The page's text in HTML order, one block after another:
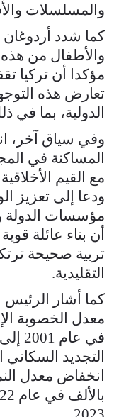
والمسلسلات
كما شدد
والأطفال من هذه
مؤكدا أن تركيا
تعارض هذه
الدولية، بما في
وفي سياق آخر،
المساكنة في
مع القيم
ودعا إلى تعزيز
مؤسسات الدولة
أن بناء عائلة
تربية صحيحة
التقليدية.
كما أشار